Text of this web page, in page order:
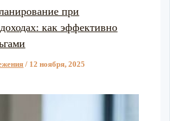
при
как эффективно
/ 12 ноября, 2025